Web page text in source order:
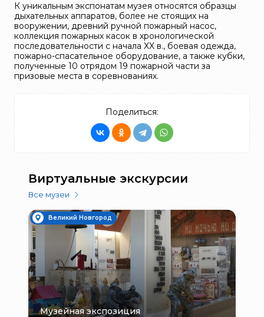
К уникальным экспонатам музея относятся образцы
дыхательных аппаратов, более не стоящих на
вооружении, древний ручной пожарный насос,
коллекция пожарных касок в хронологической
последовательности с начала XX в., боевая одежда,
пожарно-спасательное оборудование, а также кубки,
полученные 10 отрядом 19 пожарной части за
призовые места в соревнованиях.
Поделиться:
Виртуальные экскурсии
Все музеи
Великий Новгород
Музейная экспозиция